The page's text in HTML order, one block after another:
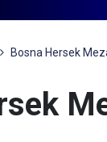
Bosna Hersek